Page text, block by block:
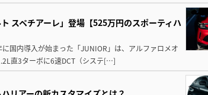
スペチアーレ」登場【525万円のスポーティハ
国内導入が始まった「JUNIOR」は、アルファロメオ
直3ターボに6速DCT（システ[…]